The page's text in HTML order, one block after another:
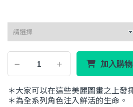
加入購
＊大家可以在這些美麗圖畫之上發
＊為全系列角色注入鮮活的生命。